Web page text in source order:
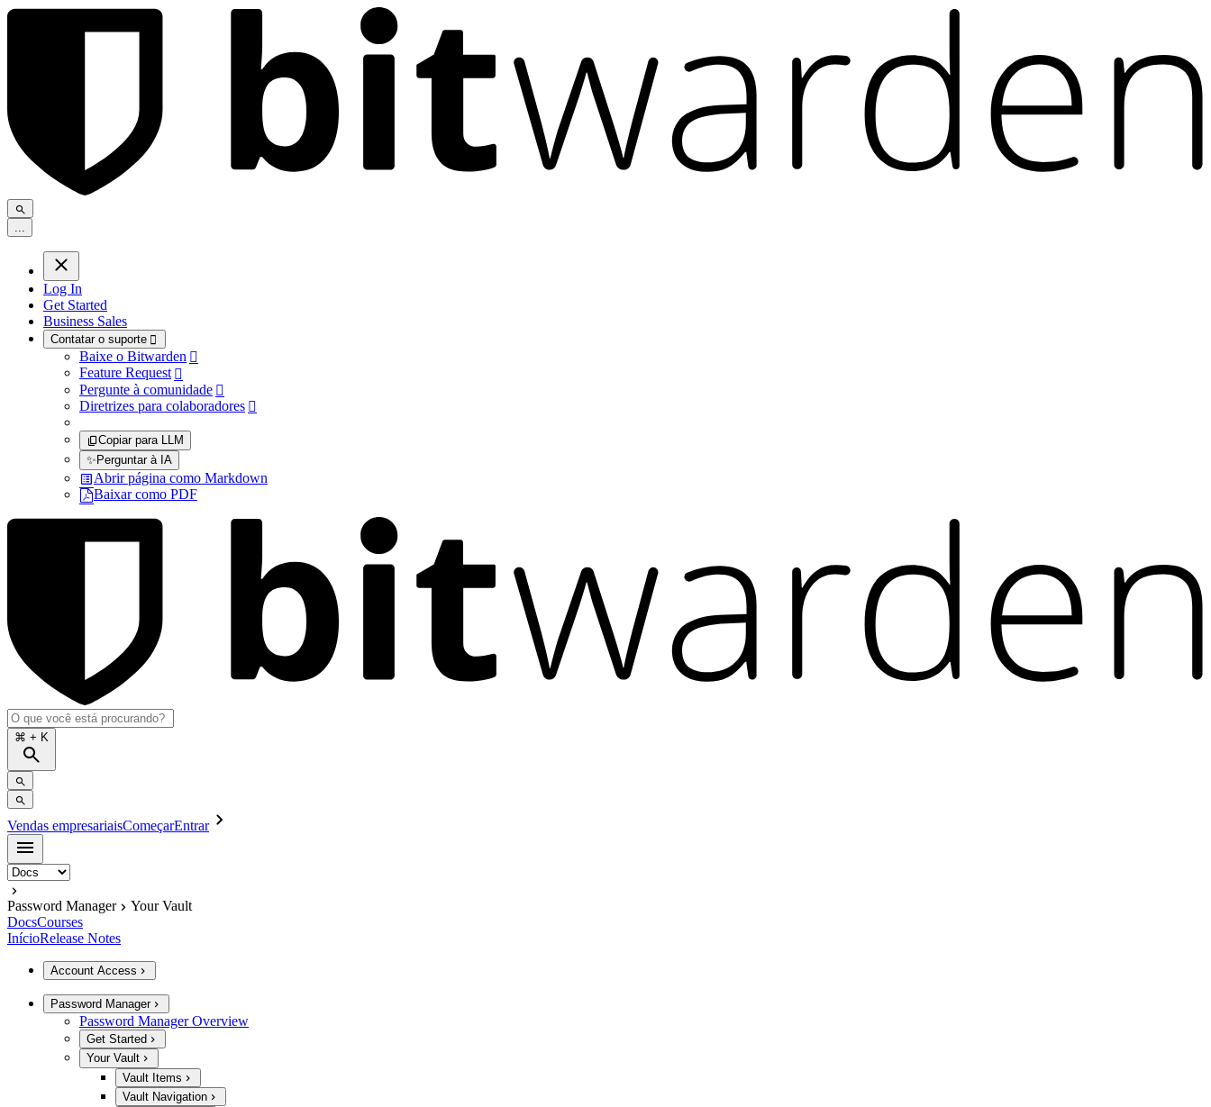
Log In
Get Started
Business Sales
Contatar o suporte 
Baixe o Bitwarden 
Feature Request 
Pergunte à comunidade 
Diretrizes para colaboradores 
Copiar para LLM
✨Perguntar à IA
Abrir página como Markdown
Baixar como PDF
⌘ + K
Vendas empresariaisComeçarEntrar
Password Manager
Your Vault
DocsCourses
InícioRelease Notes
Account Access
Password Manager
Password Manager Overview
Get Started
Your Vault
Vault Items
Vault Navigation